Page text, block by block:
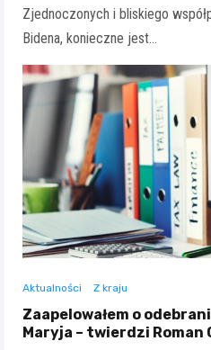
Zjednoczonych i bliskiego
Bidena, konieczne jest…
Aktualności Z kraju
Zaapelowałem o
Maryja – twierdzi Roman